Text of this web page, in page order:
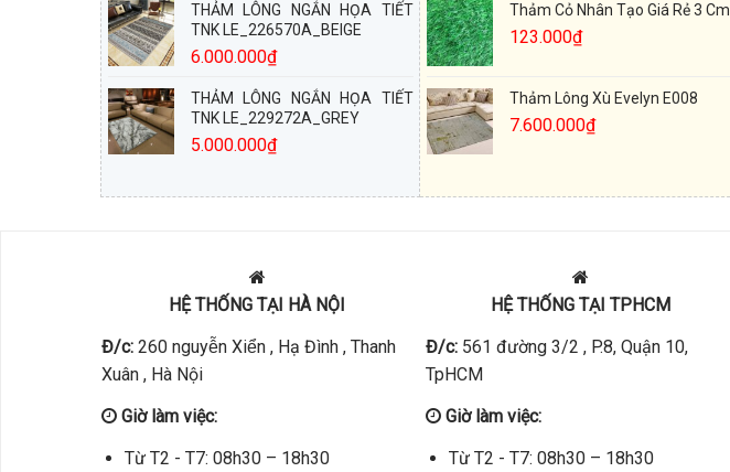
THẢM LÔNG NGẮN HỌA TIẾT
TNK LE_226570A_BEIGE
6.000.000₫
THẢM LÔNG NGẮN HỌA TIẾT
TNK LE_229272A_GREY
5.000.000₫
Thảm Cỏ Nhân Tạo Giá Rẻ 3 Cm
123.000₫
Thảm Lông Xù Evelyn E008
7.600.000₫
HỆ THỐNG TẠI HÀ NỘI
Đ/c: 260 nguyễn Xiển , Hạ Đình , Thanh
Xuân , Hà Nội
Giờ làm việc:
Từ T2 - T7: 08h30 – 18h30
HỆ THỐNG TẠI TPHCM
Đ/c:561 đường 3/2 , P.8, Quận 10,
TpHCM
Giờ làm việc:
Từ T2 - T7: 08h30 – 18h30